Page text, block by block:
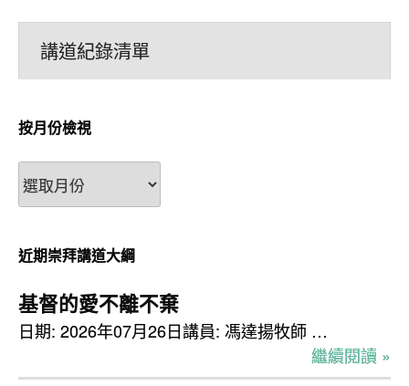
講道紀錄清單
按月份檢視
按
月
檢
視
近期崇拜講道大綱
基督的愛不離不棄
日期: 2026年07月26日講員: 馮達揚牧師 …
繼續閱讀 »